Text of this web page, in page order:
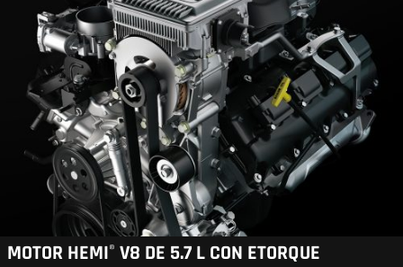
MOTOR HEMI® V8 DE 5.7 L CON ETORQUE